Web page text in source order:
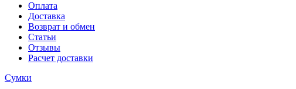
Оплата
Доставка
Возврат и обмен
Статьи
Отзывы
Расчет доставки
Сумки